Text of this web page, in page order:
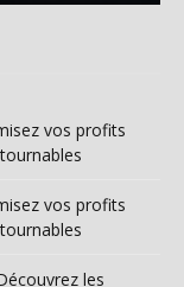
vos profits
vos profits
les